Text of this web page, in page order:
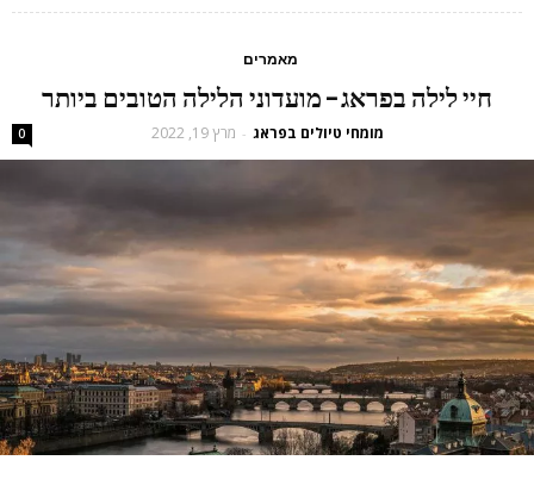
מאמרים
חיי לילה בפראג – מועדוני הלילה הטובים ביותר
מומחי טיולים בפראג - מרץ 19, 2022 0